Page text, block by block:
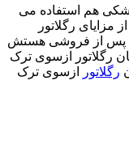
هم استفاده می
رگلاتور
پس از فروشی هستش
رگلاتور ازسوی ترک
رگلاتور
ازسوی ترک